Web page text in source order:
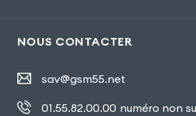
NOUS CONTACTER
sav@gsm55.net
01.55.82.00.00 numéro non